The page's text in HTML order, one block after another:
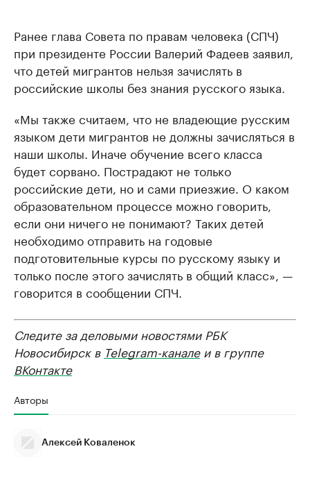
Ранее глава Совета по правам человека (СПЧ)
при президенте России Валерий Фадеев заявил,
что детей мигрантов нельзя зачислять в
российские школы без знания русского языка.
«Мы также считаем, что не владеющие русским
языком дети мигрантов не должны зачисляться в
наши школы. Иначе обучение всего класса
будет сорвано. Пострадают не только
российские дети, но и сами приезжие. О каком
образовательном процессе можно говорить,
если они ничего не понимают? Таких детей
необходимо отправить на годовые
подготовительные курсы по русскому языку и
только после этого зачислять в общий класс», —
говорится в сообщении СПЧ.
Следите за деловыми новостями РБК
Новосибирск в Telegram-каналеи в группе
ВКонтакте
Авторы
Алексей Коваленок